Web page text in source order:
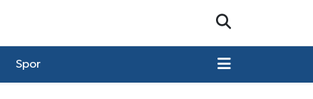
Spor